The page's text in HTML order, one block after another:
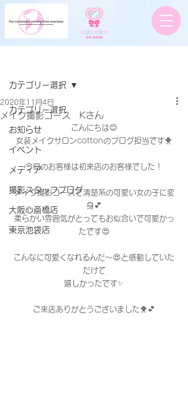
カテゴリー選択
お知らせ
イベント
メディア
撮影スタッフブログ
大阪心斎橋店
東京池袋店
カテゴリー選択
メイク撮影コース Kさん
2020年11月4日
こんにちは😊
女装メイクサロンcottonのブログ担当です🐥
今回のお客様は初来店のお客様でした！
メイク撮影コースで清楚系の可愛い女の子に変
身💕
柔らかい雰囲気がとってもお似合いで可愛かっ
たです😍
こんなに可愛くなれるんだ〜😍と感動していた
だけて
嬉しかったです✨
ご来店ありがとうございました🐥💕